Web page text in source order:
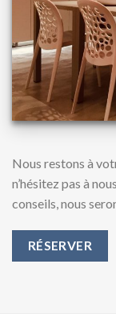
Nous restons à
n’hésitez pas à
conseils, nous
RÉSERVER